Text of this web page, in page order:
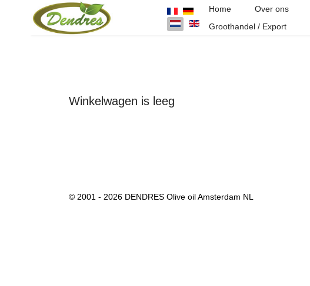
Home Over ons
Groothandel / Export
Winkelwagen is leeg
© 2001 - 2026 DENDRES Olive oil Amsterdam NL